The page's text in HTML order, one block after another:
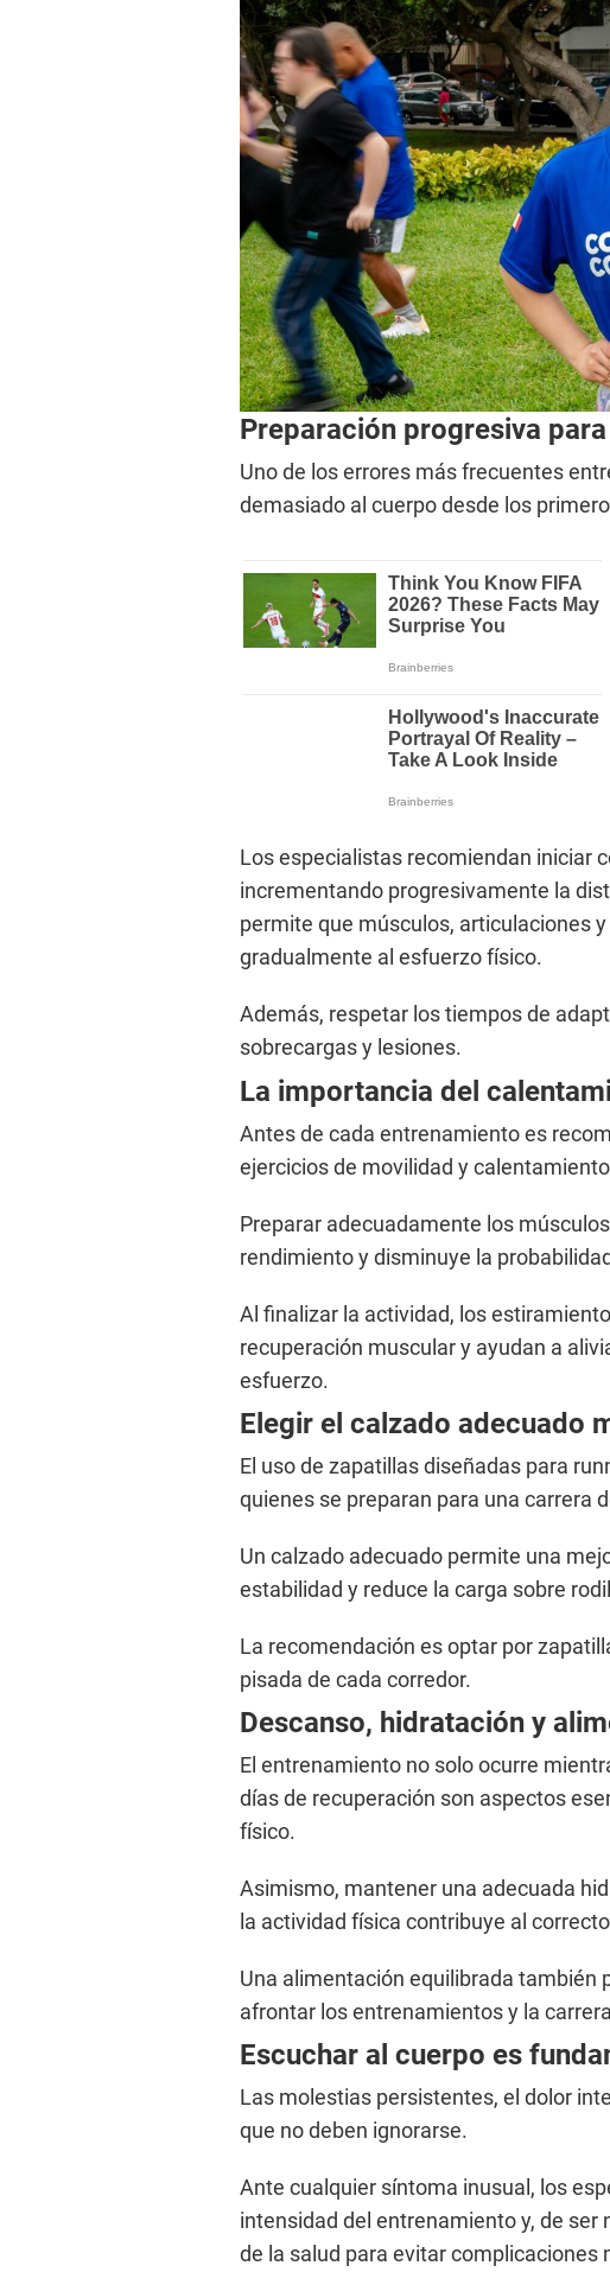
Preparación progresiva
Uno de los errores más frecuentes
demasiado al cuerpo desde los
Los especialistas recomiendan iniciar
incrementando progresivamente la
permite que músculos, articulaciones
gradualmente al esfuerzo físico.
Además, respetar los tiempos de
sobrecargas y lesiones.
La importancia del
Antes de cada entrenamiento es
ejercicios de movilidad y
Preparar adecuadamente los
rendimiento y disminuye la
Al finalizar la actividad, los
recuperación muscular y ayudan a
esfuerzo.
Elegir el calzado adecuado
El uso de zapatillas diseñadas para
quienes se preparan para una carrera
Un calzado adecuado permite una
estabilidad y reduce la carga sobre
La recomendación es optar por
pisada de cada corredor.
Descanso, hidratación y
El entrenamiento no solo ocurre
días de recuperación son aspectos
físico.
Asimismo, mantener una adecuada
la actividad física contribuye al
Una alimentación equilibrada también
afrontar los entrenamientos y la
Escuchar al cuerpo es
Las molestias persistentes, el dolor
que no deben ignorarse.
Ante cualquier síntoma inusual, los
intensidad del entrenamiento y, de
de la salud para evitar complicaciones